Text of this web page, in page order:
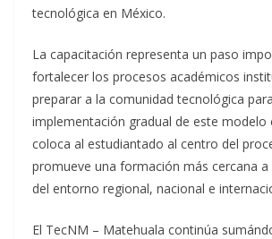
tecnológica en México.
La capacitación representa un paso
fortalecer los procesos académicos
preparar a la comunidad tecnológica
implementación gradual de este modelo
coloca al estudiantado al centro del
promueve una formación más cercana a
del entorno regional, nacional e
El TecNM – Matehuala continúa